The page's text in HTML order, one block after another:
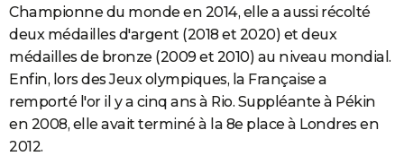
Championne du monde en 2014, elle a aussi récolté
deux médailles d'argent (2018 et 2020) et deux
médailles de bronze (2009 et 2010) au niveau mondial.
Enfin, lors des Jeux olympiques, la Française a
remporté l'or il y a cinq ans à Rio. Suppléante à Pékin
en 2008, elle avait terminé à la 8e place à Londres en
2012.